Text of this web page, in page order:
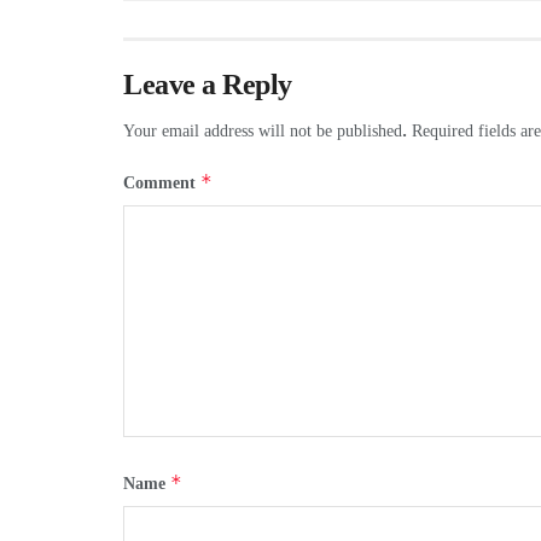
Leave a Reply
Your email address will not be published. Required fields
Comment *
Name *